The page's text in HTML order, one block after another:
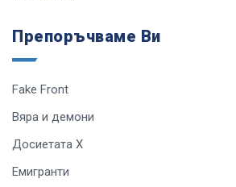
Препоръчваме Ви
Fake Front
Вяра и демони
Досиетата Х
Емигранти